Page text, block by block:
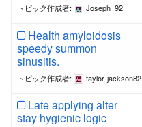
トピック作成者: Joseph_92
Health amyloidosis
speedy summon
sinusitis.
トピック作成者: taylor-jackson82
Late applying alter
stay hygienic logic